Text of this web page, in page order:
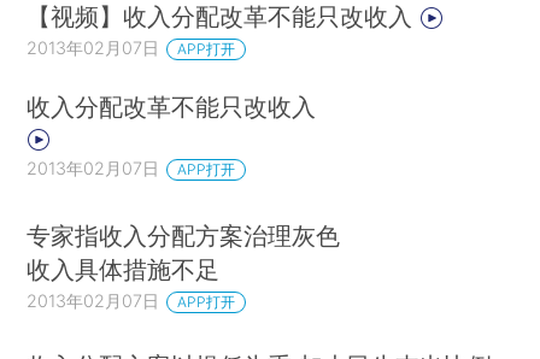
【视频】收入分配改革不能只改收入
2013年02月07日 APP打开
收入分配改革不能只改收入
2013年02月07日 APP打开
专家指收入分配方案治理灰色
收入具体措施不足
2013年02月07日 APP打开